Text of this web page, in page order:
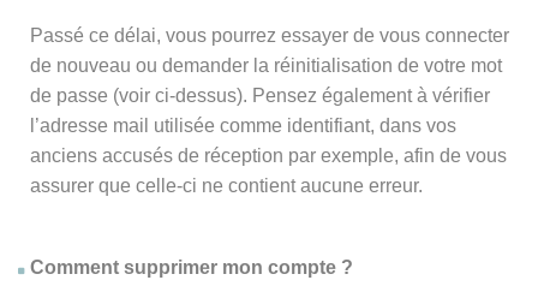
Passé ce délai, vous pourrez essayer de vous connecter
de nouveau ou demander la réinitialisation de votre mot
de passe (voir ci-dessus). Pensez également à vérifier
l’adresse mail utilisée comme identifiant, dans vos
anciens accusés de réception par exemple, afin de vous
assurer que celle-ci ne contient aucune erreur.
Comment supprimer mon compte ?